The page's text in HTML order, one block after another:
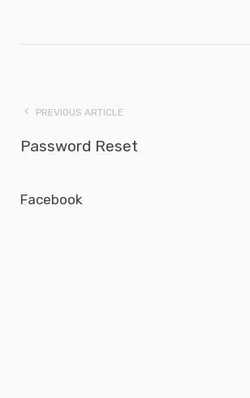
PREVIOUS ARTICLE
Password Reset
Facebook